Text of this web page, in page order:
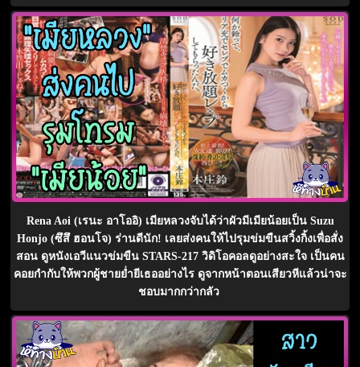
Rena Aoi (เรนะ อาโออิ) เมียหลวงจับได้ว่าผัวมีเมียน้อยเป็น Suzu
Honjo (ซึสึ ฮอนโจ) ร่านดีนัก! เลยส่งคนให้ไปรุมข่มขืนสวิ้งกิ้งเพื่อสั่ง
สอน ดูหนังเอวีแนวข่มขืน STARS-217 วิดิโอคอลดูอย่างสะใจ เป็นคน
คอยกำกับให้พวกผู้ชายย่ำยีเธออย่างไร ดูจากหน้าตอนเสียวหีแล้วน่าจะ
ชอบมากกว่ากลัว